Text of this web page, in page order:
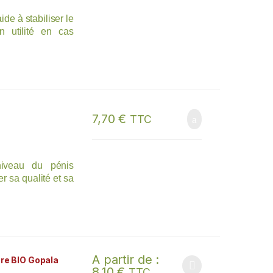
à stabiliser le
utilité en cas
du pénis
sa qualité et sa
dans les
7,70€ TTC
BIO Gopala
A partir de :